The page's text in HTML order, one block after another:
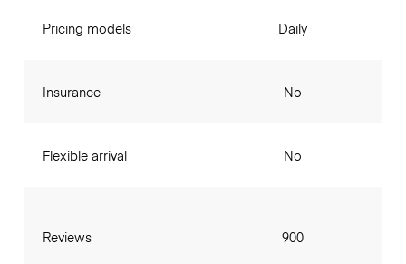
Pricing models
Insurance
Flexible arrival
Reviews
Daily
No
No
900